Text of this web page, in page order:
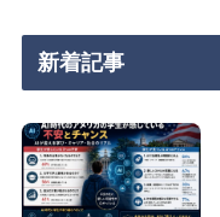
新着記事